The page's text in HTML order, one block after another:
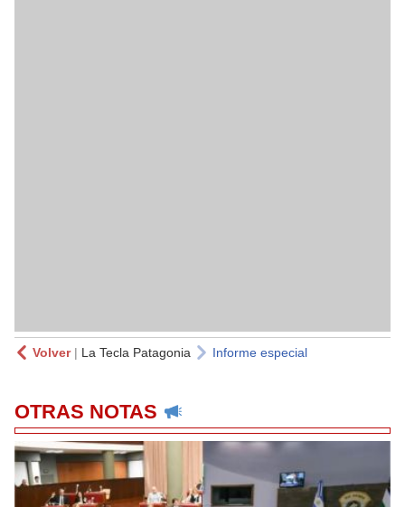
Volver| La Tecla Patagonia Informe especial
OTRAS NOTAS